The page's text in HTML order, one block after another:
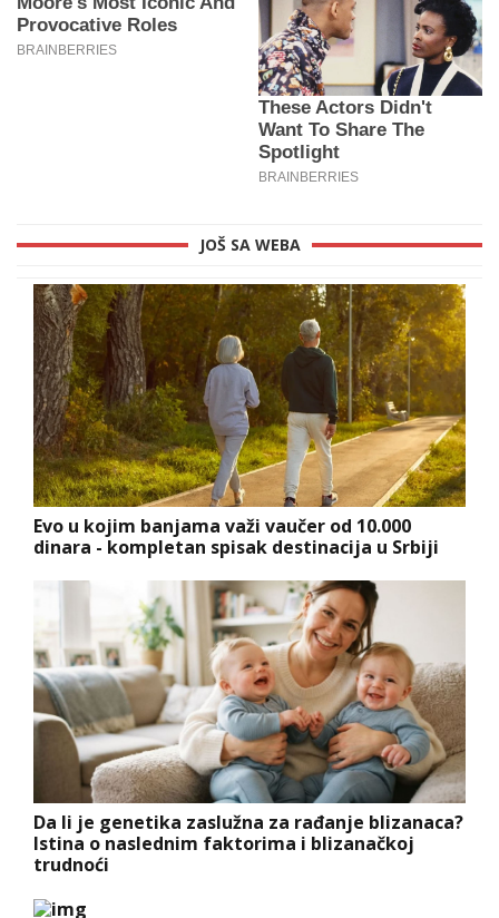
JOŠ SA WEBA
Evo u kojim banjama važi vaučer od 10.000
dinara - kompletan spisak destinacija u Srbiji
Da li je genetika zaslužna za rađanje blizanaca?
Istina o naslednim faktorima i blizanačkoj
trudnoći